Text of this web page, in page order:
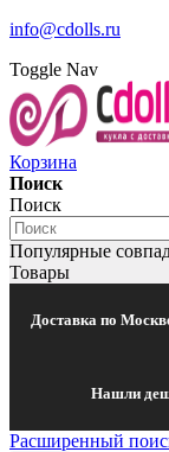
info@cdolls.ru
Toggle Nav
Корзина
Поиск
Поиск
Популярные
Товары
Доставка по
Нашли
Расширенный